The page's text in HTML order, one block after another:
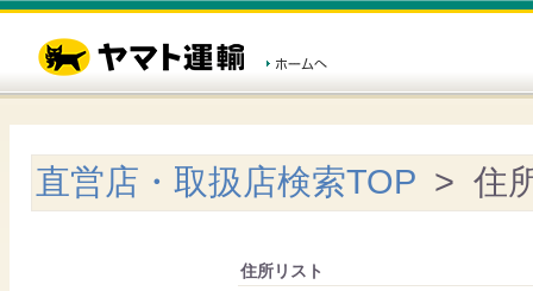
直営店・取扱店検索TOP > 住
住所リスト